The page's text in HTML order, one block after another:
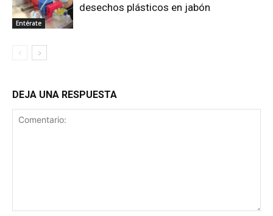
Entérate
desechos plásticos en jabón
DEJA UNA RESPUESTA